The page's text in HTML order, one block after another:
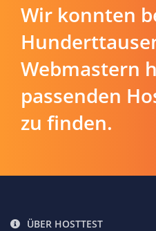
Wir konnten
Webmastern
passenden
zu finden.
ÜBER HOSTTEST